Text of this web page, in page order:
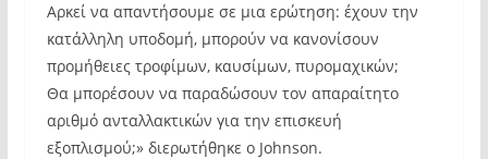
Αρκεί να απαντήσουμε σε μια ερώτηση: έχουν την
κατάλληλη υποδομή, μπορούν να κανονίσουν
προμήθειες τροφίμων, καυσίμων, πυρομαχικών;
Θα μπορέσουν να παραδώσουν τον απαραίτητο
αριθμό ανταλλακτικών για την επισκευή
εξοπλισμού;» διερωτήθηκε ο Johnson.